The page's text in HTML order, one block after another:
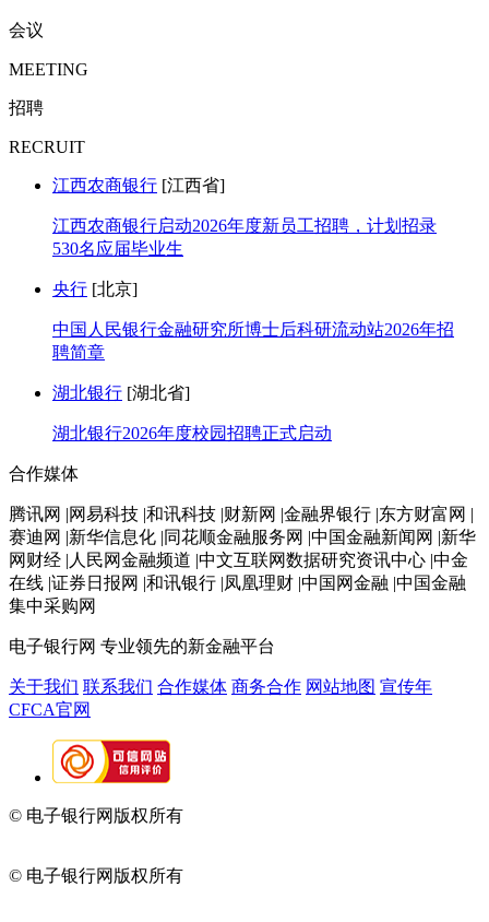
会议
MEETING
招聘
RECRUIT
江西农商银行 [江西省]
江西农商银行启动2026年度新员工招聘，计划招录
530名应届毕业生
央行 [北京]
中国人民银行金融研究所博士后科研流动站2026年招
聘简章
湖北银行 [湖北省]
湖北银行2026年度校园招聘正式启动
合作媒体
腾讯网 |网易科技 |和讯科技 |财新网 |金融界银行 |东方财富网 |
赛迪网 |新华信息化 |同花顺金融服务网 |中国金融新闻网 |新华
网财经 |人民网金融频道 |中文互联网数据研究资讯中心 |中金
在线 |证券日报网 |和讯银行 |凤凰理财 |中国网金融 |中国金融
集中采购网
电子银行网 专业领先的新金融平台
关于我们 联系我们 合作媒体 商务合作 网站地图 宣传年
CFCA官网
© 电子银行网版权所有
© 电子银行网版权所有